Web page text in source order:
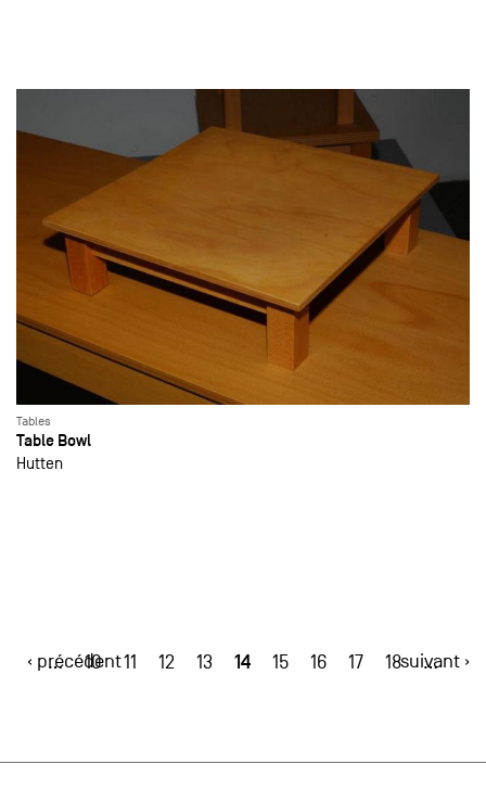
Tables
Table Bowl
Hutten
‹ précédent
… 10 11 12 13 14 15 16 17 18 …
suivant ›